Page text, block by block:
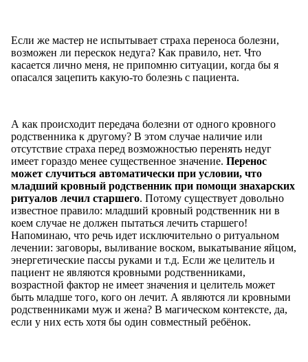
Если же мастер не испытывает страха переноса болезни,
возможен ли перескок недуга? Как правило, нет. Что
касается лично меня, не припомню ситуации, когда бы я
опасался зацепить какую-то болезнь с пациента.
А как происходит передача болезни от одного кровного
родственника к другому? В этом случае наличие или
отсутствие страха перед возможностью перенять недуг
имеет гораздо менее существенное значение. Перенос
может случиться автоматически при условии, что
младший кровный родственник при помощи знахарских
ритуалов лечил старшего. Потому существует довольно
известное правило: младший кровный родственник ни в
коем случае не должен пытаться лечить старшего!
Напоминаю, что речь идет исключительно о ритуальном
лечении: заговоры, выливание воском, выкатывание яйцом,
энергетические пассы руками и т.д. Если же целитель и
пациент не являются кровными родственниками,
возрастной фактор не имеет значения и целитель может
быть младше того, кого он лечит. А являются ли кровными
родственниками муж и жена? В магическом контексте, да,
если у них есть хотя бы один совместный ребёнок.